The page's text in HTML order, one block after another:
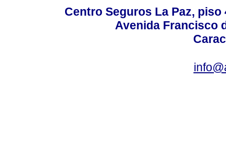
Centro Seguros La Paz,
Avenida Francisco